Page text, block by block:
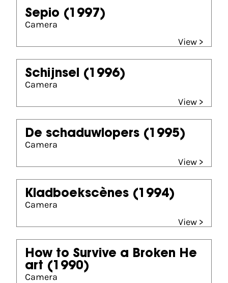
Sepio (1997)
Camera
View >
Schijnsel (1996)
Camera
View >
De schaduwlopers (1995)
Camera
View >
Kladboekscènes (1994)
Camera
View >
How to Survive a Broken He
art (1990)
Camera